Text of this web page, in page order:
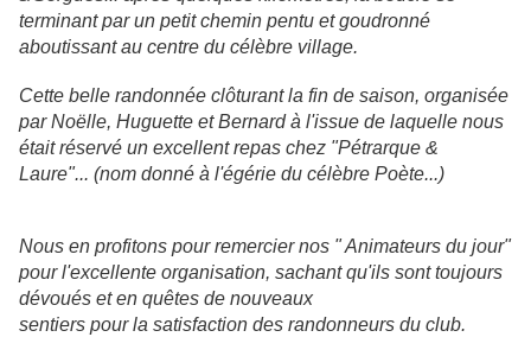
terminant par un petit chemin pentu et goudronné
aboutissant au centre du célèbre village.
Cette belle randonnée clôturant la fin de saison, organisée
par Noëlle, Huguette et Bernard à l'issue de laquelle nous
était réservé un excellent repas chez "Pétrarque &
Laure"... (nom donné à l'égérie du célèbre Poète...)
Nous en profitons pour remercier nos " Animateurs du jour"
pour l'excellente organisation, sachant qu'ils sont toujours
dévoués et en quêtes de nouveaux
sentiers pour la satisfaction des randonneurs du club.